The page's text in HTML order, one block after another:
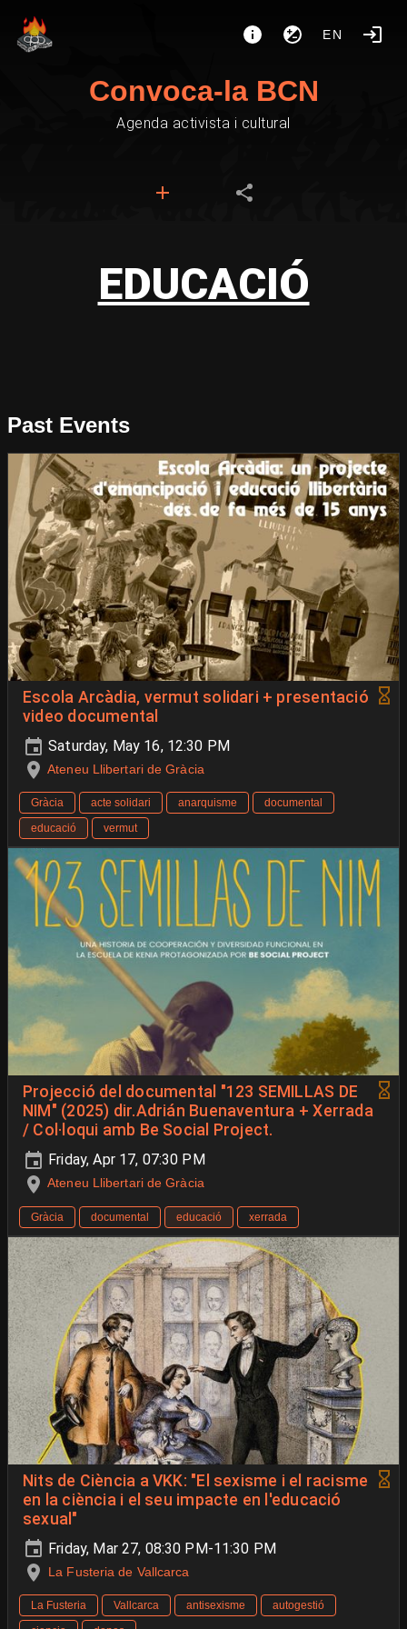
EN
Convoca-la BCN
Agenda activista i cultural
EDUCACIÓ
Past Events
Escola Arcàdia, vermut solidari + presentació
video documental
Saturday, May 16, 12:30 PM
Ateneu Llibertari de Gràcia
Gràcia acte solidari anarquisme
documental
educació
vermut
Projecció del documental "123 SEMILLAS DE
NIM" (2025) dir.Adrián Buenaventura + Xerrada
/ Col·loqui amb Be Social Project.
Friday, Apr 17, 07:30 PM
Ateneu Llibertari de Gràcia
Gràcia documental educació xerrada
Nits de Ciència a VKK: "El sexisme i el racisme
en la ciència i el seu impacte en l'educació
sexual"
Friday, Mar 27, 08:30 PM-11:30 PM
La Fusteria de Vallcarca
La Fusteria Vallcarca antisexisme
autogestió